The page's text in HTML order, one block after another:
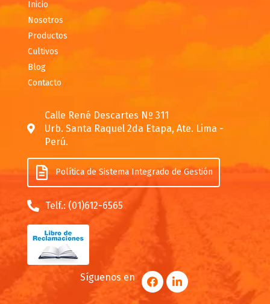
Inicio
Nosotros
Productos
Cultivos
Blog
Contacto
Calle René Descartes Nº 311
Urb. Santa Raquel 2da Etapa, Ate. Lima -
Perú.
Política de Sistema Integrado de Gestión
Telf.: (01)612-6565
Síguenos en